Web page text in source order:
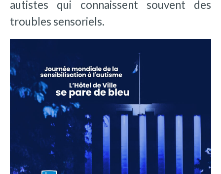
autistes qui connaissent souvent des
troubles sensoriels.